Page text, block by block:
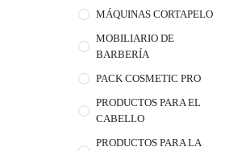
MÁQUINAS CORTAPELO
MOBILIARIO DE
BARBERÍA
PACK COSMETIC PRO
PRODUCTOS PARA EL
CABELLO
PRODUCTOS PARA LA